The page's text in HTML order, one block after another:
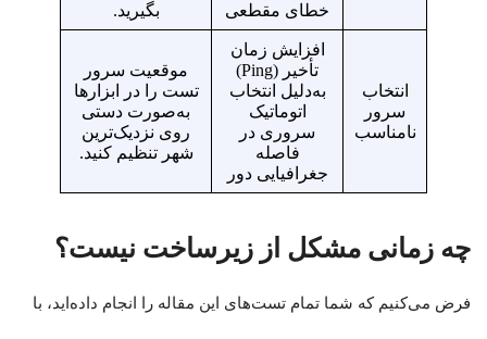
خطای مقطعی
بگیرید.
انتخاب
سرور
نامناسب
افزایش زمان
تأخیر (Ping)
به‌دلیل انتخاب
اتوماتیک
سروری در
فاصله
جغرافیایی دور
موقعیت سرور
تست را در ابزارها
به‌صورت دستی
روی نزدیک‌ترین
شهر تنظیم کنید.
چه زمانی مشکل از زیرساخت نیست؟
فرض می‌کنیم که شما تمام تست‌های این مقاله را انجام داده‌اید، با